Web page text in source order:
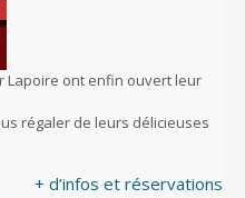
Lapoire ont enfin ouvert leur
régaler de leurs délicieuses
+ d’infos et réservations